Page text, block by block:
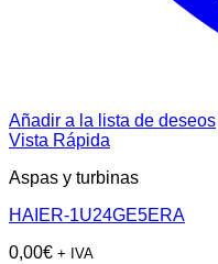
Añadir a la lista de deseos
Vista Rápida
Aspas y turbinas
HAIER-1U24GE5ERA
0,00€ + IVA